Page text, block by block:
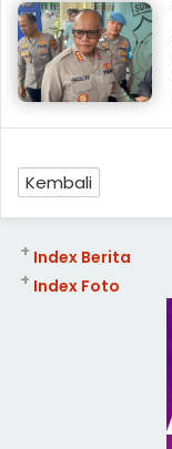
Kembali
Index Berita
+
Index Foto
+